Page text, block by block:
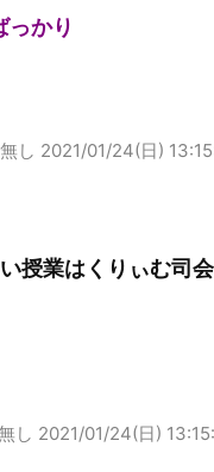
っかり
し 2021/01/24(日)
授業はくりぃむ司
し 2021/01/24(日)